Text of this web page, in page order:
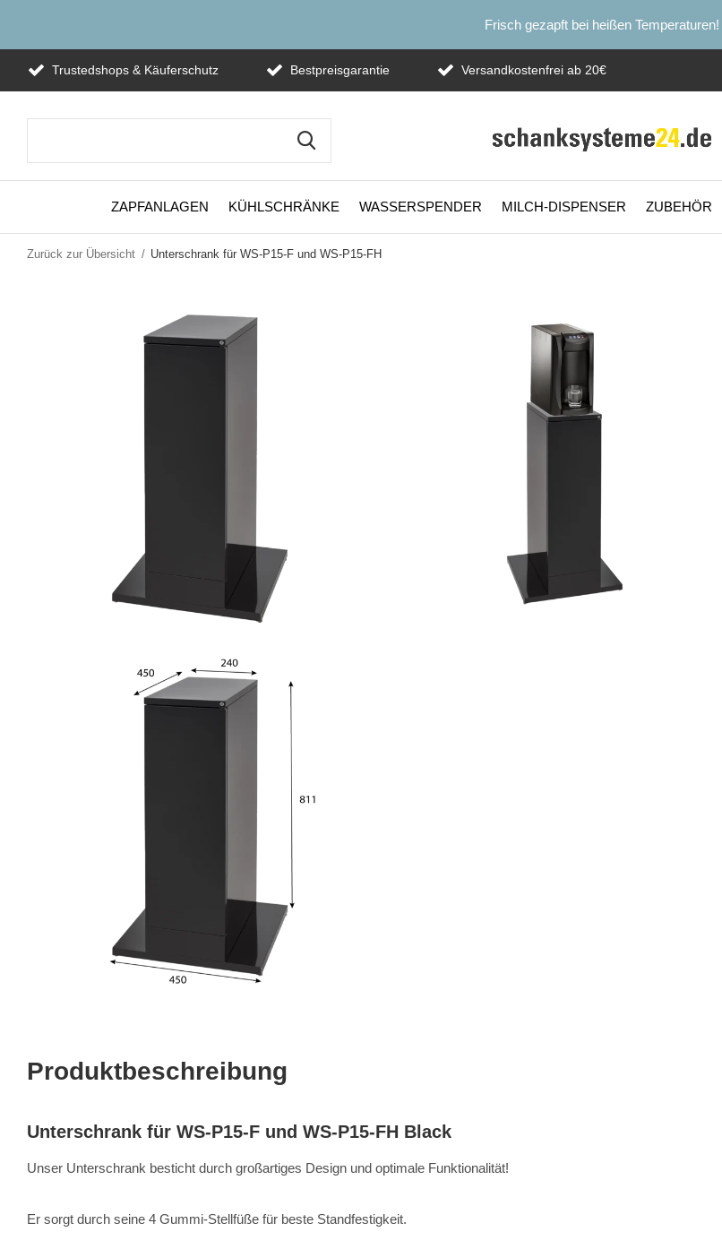
ZAPFANLAGEN KÜHLSCHRÄNKE WASSERSPENDER MILCH-DISPENSER ZUBEHÖR
Trustedshops & Käuferschutz Bestpreisgarantie Versandkostenfrei ab 20€
Frisch gezapft bei heißen Temperaturen!
Zurück zur Übersicht Unterschrank für WS-P15-F und WS-P15-FH
Produktbeschreibung
Unterschrank für WS-P15-F und WS-P15-FH Black
Unser Unterschrank besticht durch großartiges Design und optimale Funktionalität!
Er sorgt durch seine 4 Gummi-Stellfüße für beste Standfestigkeit.